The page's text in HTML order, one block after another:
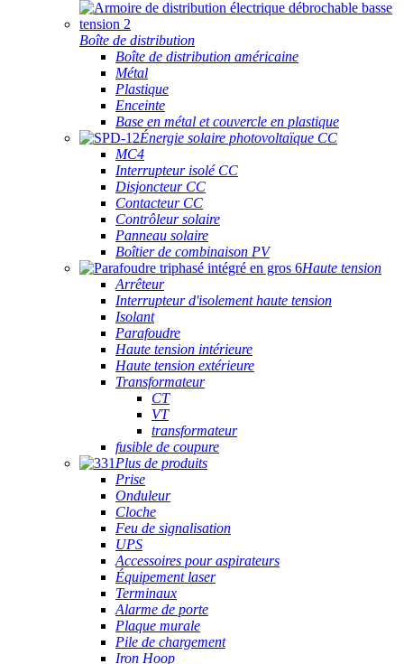
Boîte de distribution
Boîte de distribution américaine
Métal
Plastique
Enceinte
Base en métal et couvercle en plastique
Énergie solaire photovoltaïque CC
MC4
Interrupteur isolé CC
Disjoncteur CC
Contacteur CC
Contrôleur solaire
Panneau solaire
Boîtier de combinaison PV
Haute tension
Arrêteur
Interrupteur d'isolement haute tension
Isolant
Parafoudre
Haute tension intérieure
Haute tension extérieure
Transformateur
CT
VT
transformateur
fusible de coupure
Plus de produits
Prise
Onduleur
Cloche
Feu de signalisation
UPS
Accessoires pour aspirateurs
Équipement laser
Terminaux
Alarme de porte
Plaque murale
Pile de chargement
Iron Hoop